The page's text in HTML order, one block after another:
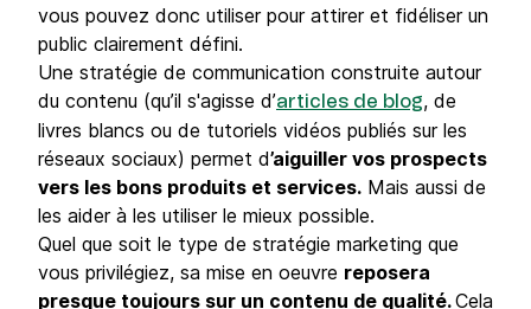
vous pouvez donc utiliser pour attirer et fidéliser un
public clairement défini.
Une stratégie de communication construite autour
du contenu (qu’il s'agisse d’articles de blog, de
livres blancs ou de tutoriels vidéos publiés sur les
réseaux sociaux) permet d’aiguiller vos prospects
vers les bons produits et services. Mais aussi de
les aider à les utiliser le mieux possible.
Quel que soit le type de stratégie marketing que
vous privilégiez, sa mise en oeuvre reposera
presque toujours sur un contenu de qualité.Cela